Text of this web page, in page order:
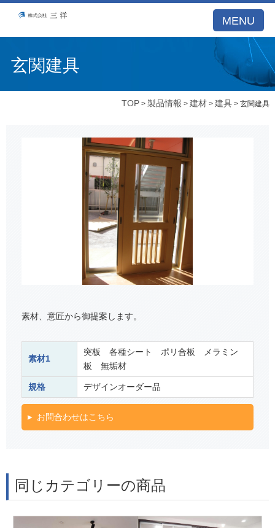
MENU
玄関建具
TOP >製品情報 > 建材 > 建具 > 玄関建具
素材、意匠から御提案します。
素材1
突板 各種シート ポリ合板 メラミン
板 無垢材
規格 デザインオーダー品
お問合わせはこちら
同じカテゴリーの商品